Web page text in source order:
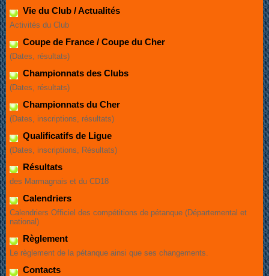
Vie du Club / Actualités
Activités du Club
Coupe de France / Coupe du Cher
(Dates, résultats)
Championnats des Clubs
(Dates, résultats)
Championnats du Cher
(Dates, inscriptions, résultats)
Qualificatifs de Ligue
(Dates, inscriptions, Résultats)
Résultats
des Marmagnais et du CD18
Calendriers
Calendriers Officiel des compétitions de pétanque (Départemental et
national)
Règlement
Le règlement de la pétanque ainsi que ses changements.
Contacts